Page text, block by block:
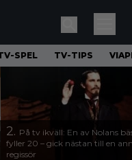
SPEL TV-TIPS
2. På tv ikväll: En av Nolans
fyller 20 – gick nästan till en
regissör